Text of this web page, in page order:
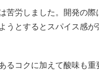
苦労しました。開発の
うとするとスパイス感
るコクに加えて酸味も